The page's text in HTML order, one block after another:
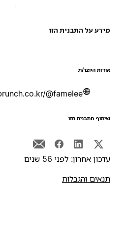
על התבנית הזו
היוצר/ת
brunch.co.kr/@famelee
התבנית הזו
אחרון: לפני 56 שנים
והגבלות